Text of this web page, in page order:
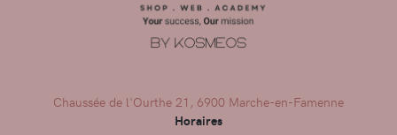
Chaussée de l'Ourthe 21, 6900 Marche-en-Famenne
Horaires